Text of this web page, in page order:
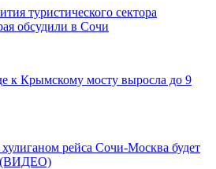
туристического сектора
обсудили в Сочи
к Крымскому мосту выросла до 9
рейса Сочи-Москва будет
(ВИДЕО)